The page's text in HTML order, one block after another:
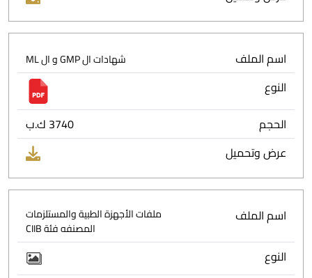
اسم الملف شهادات ال GMP و ال ML
النوع
الحجم
3740 ك.ب
عرض وتحميل
اسم الملف
ملفات الأجهزة الطبية والمستلزمات
المصنفه فئة CIIB
النوع